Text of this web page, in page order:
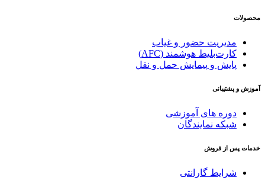
محصولات
مدیریت حضور و غیاب
کارت‌بلیط هوشمند (AFC)
پایش و پیمایش حمل و نقل
آموزش و پشتیبانی
دوره های آموزشی
شبکه نمایندگان
خدمات پس از فروش
شرایط گارانتی